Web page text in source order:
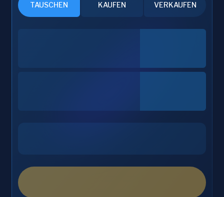
TAUSCHEN KAUFEN VERKAUFEN